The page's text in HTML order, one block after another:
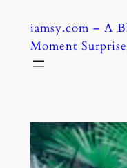
content
iamsy.com – A
Moment